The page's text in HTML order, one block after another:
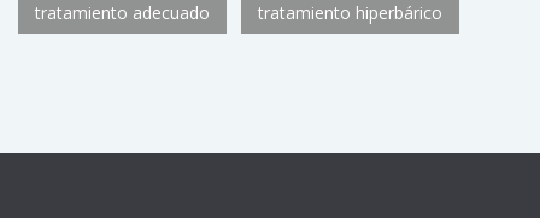
tratamiento adecuado tratamiento hiperbárico